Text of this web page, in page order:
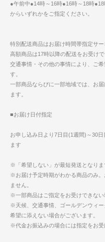
●午前中●14時～16時●16時～18時
からいずれかをご指定ください。
特別配送商品はお届け時間帯指定サー
高額商品は17時以降の配送をお受けで
交通事情・その他の事情により、ご
す。
一部商品ならびに一部地域では、お
ます。
■お届け日付指定
お申し込み日より7日目(1週間)～30
ます
※「希望しない」が最短発送となりま
※お届け予定時期がわかる商品のみ
ません。
※一部商品はご指定をお受けできない
※天候、交通事情、ゴールデンウィ
希望に添えない場合がございます。
※代金お振込みの場合には指定をお受